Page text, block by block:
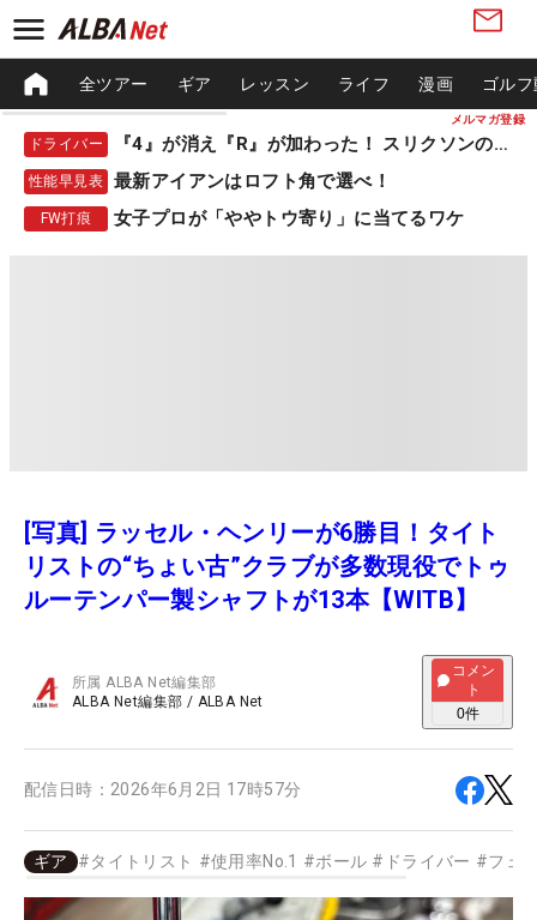
メルマガ登録
全ツアー ギア レッスン ライフ 漫画 ゴル
ドライバー 『4』が消え『R』が加わった！ スリクソンの新作
性能早見表 最新アイアンはロフト角で選べ！
FW打痕 女子プロが「ややトウ寄り」に当てるワケ
[写真] ラッセル・ヘンリーが6勝目！タイト
リストの“ちょい古”クラブが多数現役でトゥ
ルーテンパー製シャフトが13本【WITB】
所属ALBA Net編集部
ALBA Net編集部 / ALBA Net
コメン
ト
0件
配信日時： 2026年6月2日 17時57分
ギア #タイトリスト #使用率No.1 #ボール # ドライバー #フェ